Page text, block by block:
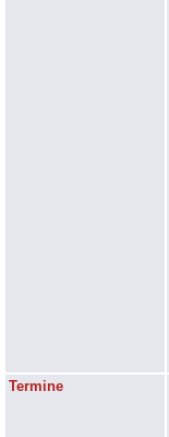
Termine